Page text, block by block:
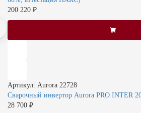
200 220 ₽
Артикул: Aurora 22728
Сварочный инвертор Aurora PRO INTER
28 700 ₽